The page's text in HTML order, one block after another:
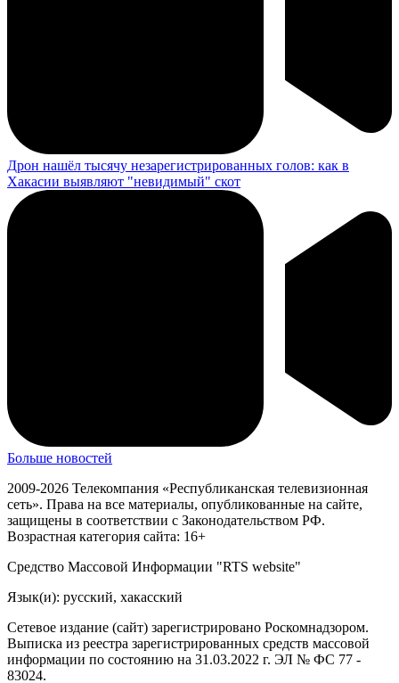
Дрон нашёл тысячу незарегистрированных голов: как в
Хакасии выявляют "невидимый" скот
Больше новостей
2009-2026 Телекомпания «Республиканская телевизионная
сеть». Права на все материалы, опубликованные на сайте,
защищены в соответствии с Законодательством РФ.
Возрастная категория сайта: 16+
Средство Массовой Информации "RTS website"
Язык(и): русский, хакасский
Сетевое издание (сайт) зарегистрировано Роскомнадзором.
Выписка из реестра зарегистрированных средств массовой
информации по состоянию на 31.03.2022 г. ЭЛ № ФС 77 -
83024.